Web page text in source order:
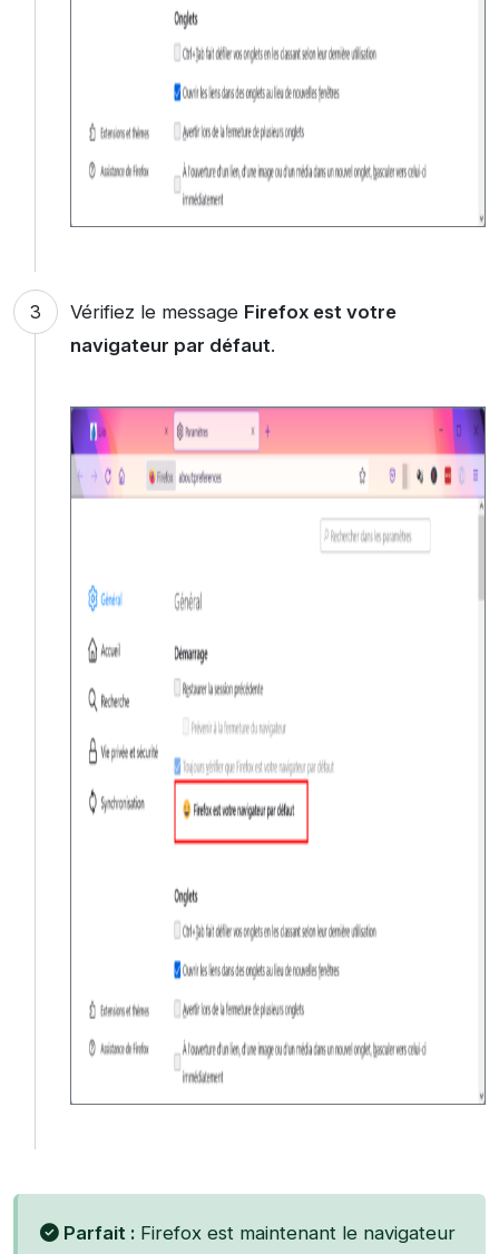
Vérifiez le message Firefox est votre
navigateur par défaut.
Parfait : Firefox est maintenant le navigateur